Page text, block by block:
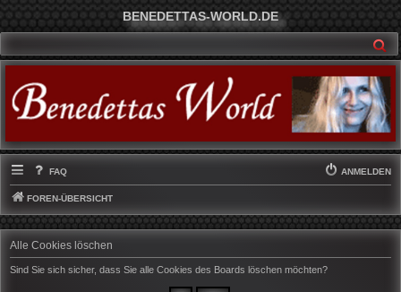
BENEDETTAS-WORLD.DE
FAQ ANMELDEN
FOREN-ÜBERSICHT
Alle Cookies löschen
Sind Sie sich sicher, dass Sie alle Cookies des Boards löschen möchten?